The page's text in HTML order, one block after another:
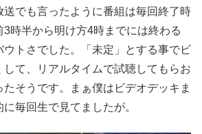
送でも言ったように番組は毎回終了時
3時半から明け方4時までには終わる
ウトさでした。「未定」とする事でビ
して、リアルタイムで試聴してもらお
たそうです。まぁ僕はビデオデッキま
毎回生で見てましたが。